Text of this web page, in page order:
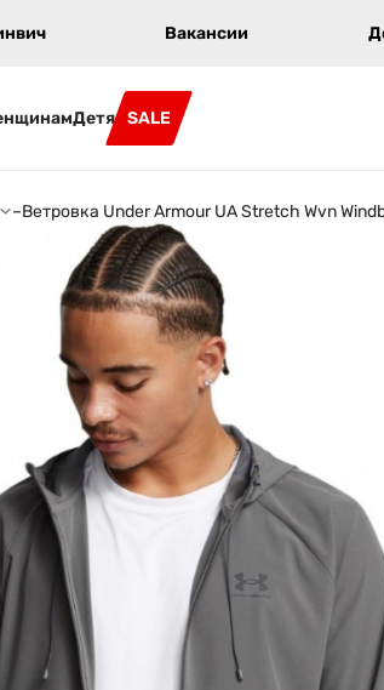
Вакансии
Детям SALE
–Ветровка Under Armour UA Stretch Wvn